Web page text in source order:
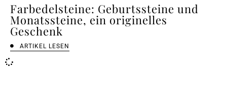
Farbedelsteine: Geburtssteine und
Monatssteine, ein originelles
Geschenk
ARTIKEL LESEN